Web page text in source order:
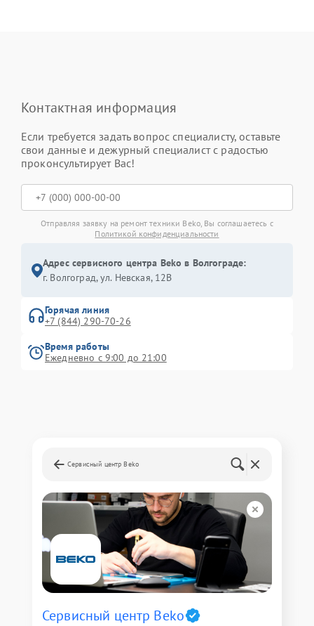
Контактная информация
Если требуется задать вопрос специалисту, оставьте
свои данные и дежурный специалист с радостью
проконсультирует Вас!
Отправляя заявку на ремонт техники Beko, Вы соглашаетесь с
Политикой конфиденциальности
Адрес сервисного центра Beko в Волгограде:
г. Волгоград, ул. Невская, 12В
Горячая линия
+7 (844) 290-70-26
Время работы
Ежедневно с 9:00 до 21:00
Сервисный центр Beko
Сервисный центр Beko